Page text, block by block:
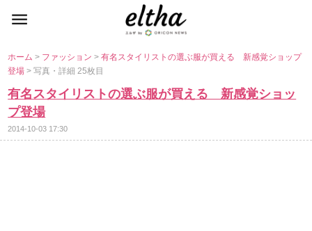
ホーム> ファッション>有名スタイリストの選ぶ服が買える 新感覚ショップ
登場> 写真・詳細 25枚目
有名スタイリストの選ぶ服が買える 新感覚ショッ
プ登場
2014-10-03 17:30